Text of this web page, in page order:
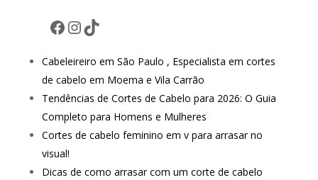
Facebook
Instagram
TikTok
Cabeleireiro em São Paulo , Especialista em cortes
de cabelo em Moema e Vila Carrão
Tendências de Cortes de Cabelo para 2026: O Guia
Completo para Homens e Mulheres
Cortes de cabelo feminino em v para arrasar no
visual!
Dicas de como arrasar com um corte de cabelo